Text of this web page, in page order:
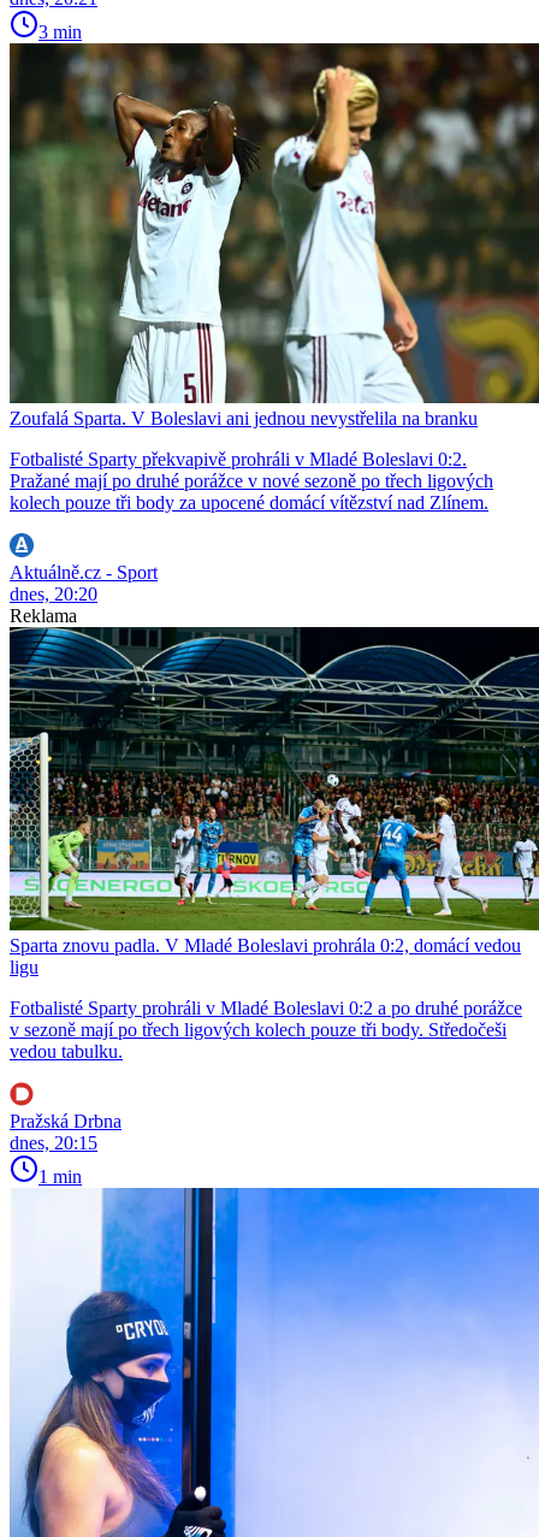
3 min
Zoufalá Sparta. V Boleslavi ani jednou nevystřelila na branku
Fotbalisté Sparty překvapivě prohráli v Mladé Boleslavi 0:2.
Pražané mají po druhé porážce v nové sezoně po třech ligových
kolech pouze tři body za upocené domácí vítězství nad Zlínem.
Aktuálně.cz - Sport
dnes, 20:20
Reklama
Sparta znovu padla. V Mladé Boleslavi prohrála 0:2, domácí vedou
ligu
Fotbalisté Sparty prohráli v Mladé Boleslavi 0:2 a po druhé porážce
v sezoně mají po třech ligových kolech pouze tři body. Středočeši
vedou tabulku.
Pražská Drbna
dnes, 20:15
1 min